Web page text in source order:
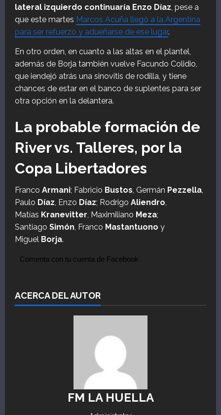
lateral izquierdo continuaría Enzo Díaz, pese a
que este martes Marcos Acuña llegó a la Argentina
para ser refuerzo y adueñarse de ese lugar.
En otro orden, en cuanto a las altas en el plantel,
además de Borja también vuelve Facundo Colidio,
que iendejó atrás una sinovitis de rodilla, y tiene
chances de estar en el banco de suplentes para ser
otra opción en la delantera.
La probable formación de
River vs. Talleres, por la
Copa Libertadores
Franco Armani; Fabricio Bustos, Germán Pezzella,
Paulo Díaz, Enzo Díaz; Rodrigo Aliendro,
Matías Kranevitter, Maximiliano Meza;
Santiago Simón, Franco Mastantuono y
Miguel Borja.
Comenta con tu cuenta de Facebook
ACERCA DEL AUTOR
FM LA HUELLA